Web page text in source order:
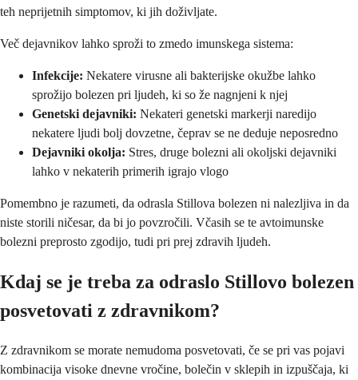
teh neprijetnih simptomov, ki jih doživljate.
Več dejavnikov lahko sproži to zmedo imunskega sistema:
Infekcije: Nekatere virusne ali bakterijske okužbe lahko
sprožijo bolezen pri ljudeh, ki so že nagnjeni k njej
Genetski dejavniki: Nekateri genetski markerji naredijo
nekatere ljudi bolj dovzetne, čeprav se ne deduje neposredno
Dejavniki okolja: Stres, druge bolezni ali okoljski dejavniki
lahko v nekaterih primerih igrajo vlogo
Pomembno je razumeti, da odrasla Stillova bolezen ni nalezljiva in da
niste storili ničesar, da bi jo povzročili. Včasih se te avtoimunske
bolezni preprosto zgodijo, tudi pri prej zdravih ljudeh.
Kdaj se je treba za odraslo Stillovo bolezen
posvetovati z zdravnikom?
Z zdravnikom se morate nemudoma posvetovati, če se pri vas pojavi
kombinacija visoke dnevne vročine, bolečin v sklepih in izpuščaja, ki